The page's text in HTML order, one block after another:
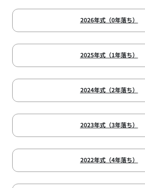
2026年式（0年落ち）
2025年式（1年落ち）
2024年式（2年落ち）
2023年式（3年落ち）
2022年式（4年落ち）